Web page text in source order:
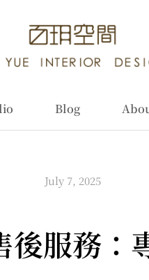
Blog
July 7, 2025
後服務：